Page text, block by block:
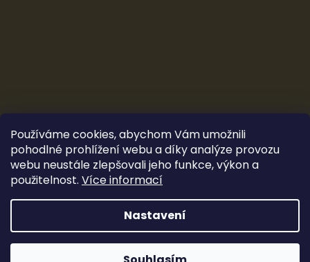
Používáme cookies, abychom Vám umožnili
pohodlné prohlížení webu a díky analýze provozu
webu neustále zlepšovali jeho funkce, výkon a
použitelnost. Více informací
Nastavení
Vytvořil Shoptet&Ludec
Copyright 2026CarTune Stereo s.r.o.. Všechna práva
vyhrazena.